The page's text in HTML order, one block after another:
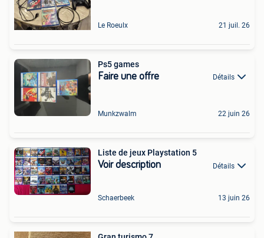
Le Roeulx 21 juil. 26
Ps5 games
Faire une offre Détails
Munkzwalm 22 juin 26
Liste de jeux Playstation 5
Voir description Détails
Schaerbeek 13 juin 26